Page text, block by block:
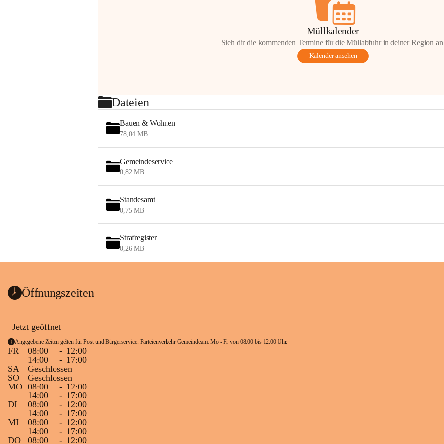
Müllkalender
Sieh dir die kommenden Termine für die Müllabfuhr in deiner Region
Kalender ansehen
Dateien
Bauen & Wohnen
78,04 MB
Gemeindeservice
0,82 MB
Standesamt
0,75 MB
Strafregister
0,26 MB
Öffnungszeiten
Jetzt geöffnet
Angegebene Zeiten gelten für Post und Bürgerservice. Parteienverkehr Gemeindeamt Mo - Fr von 08:00 bis 12:00 Uhr.
FR 08:00 - 12:00
14:00
- 17:00
SA
Geschlossen
SO
Geschlossen
MO 08:00 - 12:00
14:00
- 17:00
DI
08:00 - 12:00
14:00
- 17:00
MI
08:00 - 12:00
14:00
- 17:00
DO
08:00 - 12:00